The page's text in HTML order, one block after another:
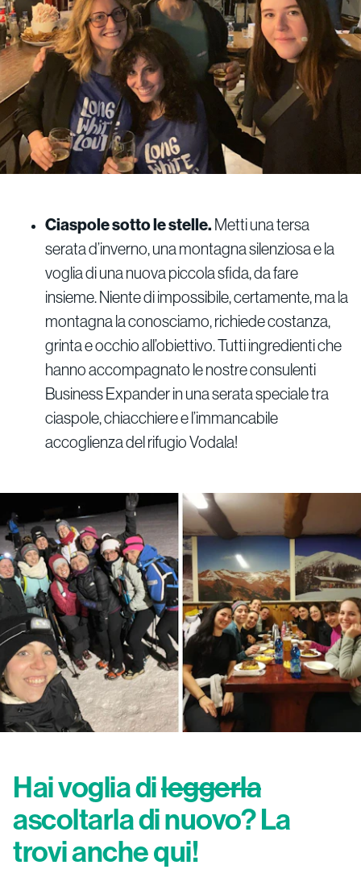
Ciaspole sotto le stelle. Metti una tersa
serata d’inverno, una montagna silenziosa e la
voglia di una nuova piccola sfida, da fare
insieme. Niente di impossibile, certamente, ma la
montagna la conosciamo, richiede costanza,
grinta e occhio all’obiettivo. Tutti ingredienti che
hanno accompagnato le nostre consulenti
Business Expander in una serata speciale tra
ciaspole, chiacchiere e l’immancabile
accoglienza del rifugio Vodala!
Hai voglia dileggerla
ascoltarla di nuovo? La
trovi anche qui!